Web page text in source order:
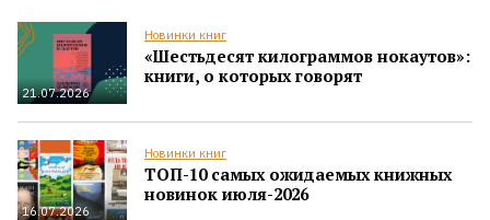
21.07.2026
Новинки книг
«Шестьдесят килограммов нокаутов»:
книги, о которых говорят
16.07.2026
Новинки книг
ТОП-10 самых ожидаемых книжных
новинок июля-2026